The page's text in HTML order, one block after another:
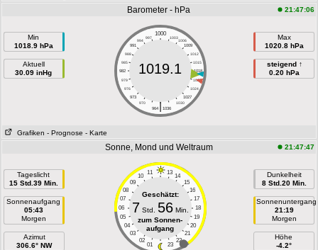
Barometer - hPa 21:47:06
Min
1018.9 hPa
Aktuell
30.09 inHg
1000
997 1003
994
1006
991
1009
988
1012
985
1015
982
1018
979
1021
976
1024
973
1027
970
1030
|
964 1036
1019.1
Max
1020.8 hPa
steigend ↑
0.20 hPa
Grafiken - Prognose - Karte
Sonne, Mond und Weltraum 21:47:47
Tageslicht
15 Std.39 Min.
Sonnenaufgang
05:43
Morgen
Azimut
306.6° NW
11 13
10
14
09
15
08
16
07
17
06
18
05
19
04
20
03
21
02
22
01 23
Geschätzt:
7 Std. 56Min.
zum Sonnen-
aufgang
Dunkelheit
8 Std.20 Min.
Sonnenuntergang
21:19
Morgen
Höhe
-4.2°